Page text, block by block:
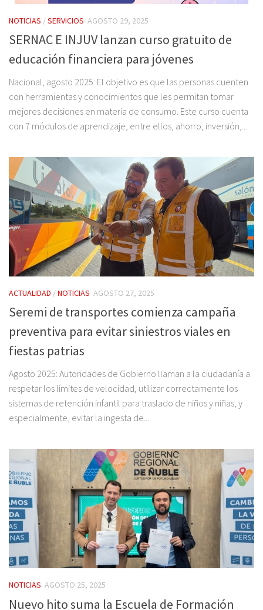
NOTICIAS /SERVICIOS AGOSTO 29, 2025
SERNAC E INJUV lanzan curso gratuito de
educación financiera para jóvenes
Nacional, agosto 2025: El objetivo es que las personas cuenten
con herramientas y conocimientos que les permitan tomar
mejores decisiones en materia de consumo. Este curso cuenta
con 7 módulos de aprendizaje, entre ellos, ahorro, inversión,...
ACTUALIDAD /NOTICIAS AGOSTO 27, 2025
Seremi de transportes comienza campaña
preventiva para evitar siniestros viales en
fiestas patrias
Agosto 2025: Autoridades de Gobierno llaman a la ciudadanía a
respetar los límites de velocidad, utilizar correctamente los
sistemas de retención infantil para traslado de niños y niñas, y
especialmente, evitar la ingesta de...
NOTICIAS AGOSTO 25, 2025
Nuevo hito suma la Escuela de Formación